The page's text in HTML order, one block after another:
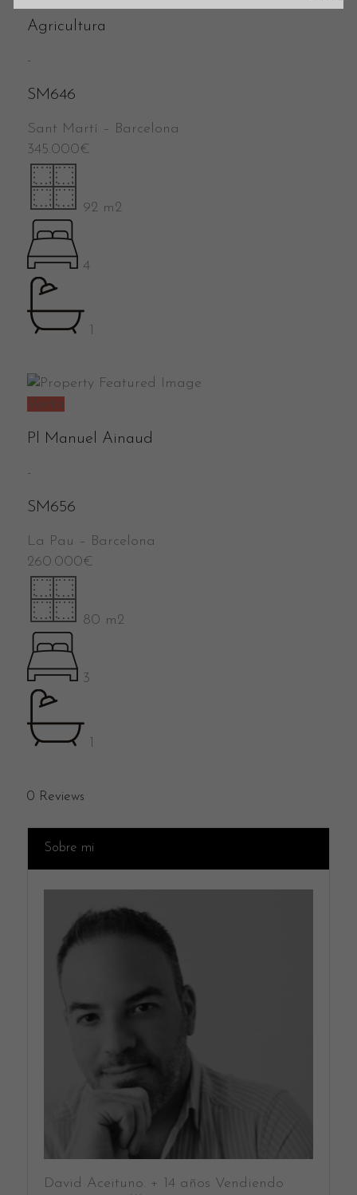
Agricultura
-
SM646
Sant Martí – Barcelona
345.000€
92 m2
4
1
Venta
Pl Manuel Ainaud
-
SM656
La Pau – Barcelona
260.000€
80 m2
3
1
0 Reviews
Sobre mi
David Aceituno. + 14 años Vendiendo